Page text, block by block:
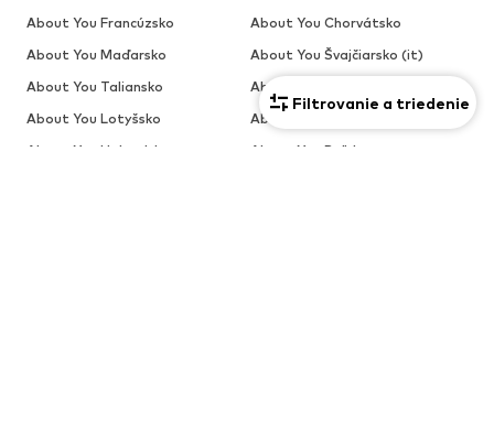
Filtrovanie a triedenie
About You Francúzsko
About You Chorvátsko
About You Maďarsko
About You Švajčiarsko (it)
About You Taliansko
About You Litva
About You Lotyšsko
About You Belgicko
About You Holandsko
About You Poľsko